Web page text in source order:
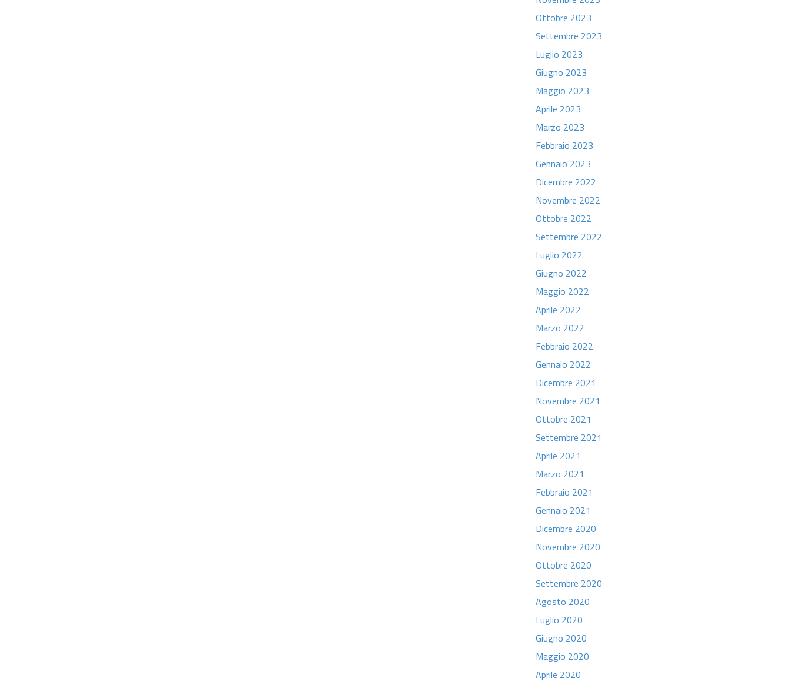
Ottobre 2023
Settembre 2023
Luglio 2023
Giugno 2023
Maggio 2023
Aprile 2023
Marzo 2023
Febbraio 2023
Gennaio 2023
Dicembre 2022
Novembre 2022
Ottobre 2022
Settembre 2022
Luglio 2022
Giugno 2022
Maggio 2022
Aprile 2022
Marzo 2022
Febbraio 2022
Gennaio 2022
Dicembre 2021
Novembre 2021
Ottobre 2021
Settembre 2021
Aprile 2021
Marzo 2021
Febbraio 2021
Gennaio 2021
Dicembre 2020
Novembre 2020
Ottobre 2020
Settembre 2020
Agosto 2020
Luglio 2020
Giugno 2020
Maggio 2020
Aprile 2020